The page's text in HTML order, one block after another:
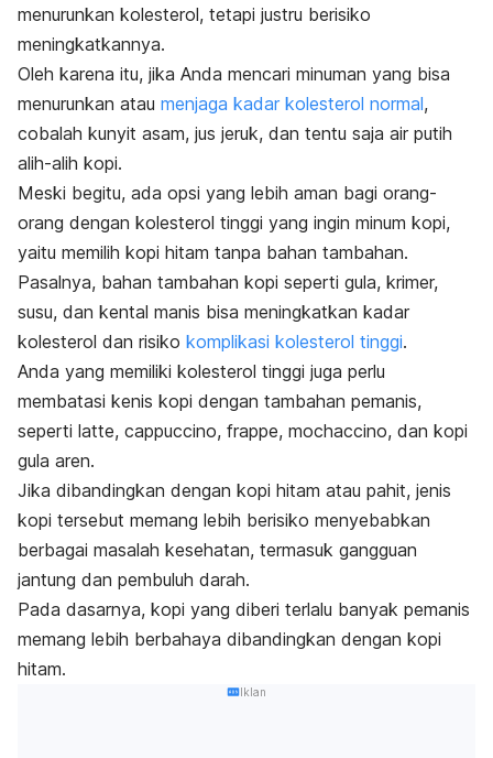
menurunkan kolesterol, tetapi justru berisiko
meningkatkannya.
Oleh karena itu, jika Anda mencari minuman yang bisa
menurunkan atau menjaga kadar kolesterol normal,
cobalah kunyit asam, jus jeruk, dan tentu saja air putih
alih-alih kopi.
Meski begitu, ada opsi yang lebih aman bagi orang-
orang dengan kolesterol tinggi yang ingin minum kopi,
yaitu memilih kopi hitam tanpa bahan tambahan.
Pasalnya, bahan tambahan kopi seperti gula, krimer,
susu, dan kental manis bisa meningkatkan kadar
kolesterol dan risiko komplikasi kolesterol tinggi.
Anda yang memiliki kolesterol tinggi juga perlu
membatasi kenis kopi dengan tambahan pemanis,
seperti latte, cappuccino, frappe, mochaccino, dan kopi
gula aren.
Jika dibandingkan dengan kopi hitam atau pahit, jenis
kopi tersebut memang lebih berisiko menyebabkan
berbagai masalah kesehatan, termasuk gangguan
jantung dan pembuluh darah.
Pada dasarnya, kopi yang diberi terlalu banyak pemanis
memang lebih berbahaya dibandingkan dengan kopi
hitam.
Iklan